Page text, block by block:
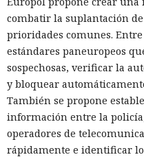
combatir la suplantación
prioridades comunes.
estándares paneuropeos
sospechosas, verificar la
y bloquear
También se propone
información entre la
operadores de
rápidamente e identificar